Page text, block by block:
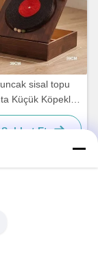
sisal topu
Küçük Köpekler
için Basit ve pratik
Et.